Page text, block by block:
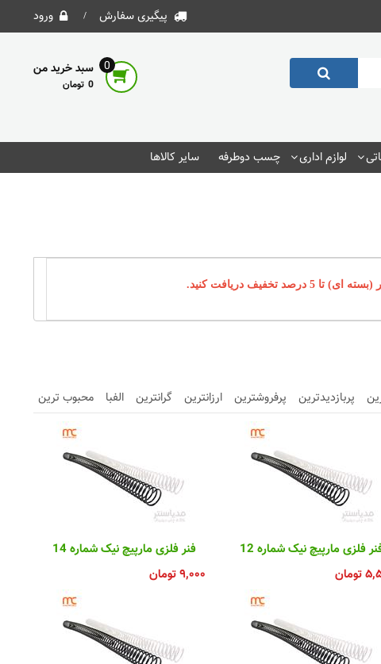
پیگیری سفارش ورود
سبد خرید من 0
0
لوازم اداری چسب دوطرفه سایر کالاها
دریافت کنید.
پربازدیدترین پرفروشترین ارزانترین گرانترین الفبا محبوب ترین
فلزی مارپیچ نیک شماره 12
تومان
فنر فلزی مارپیچ نیک شماره 14
۹,۰۰۰تومان